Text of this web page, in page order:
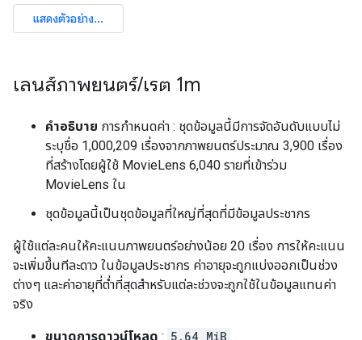
เลนส์ภาพยนตร์/เรต 1m
คำอธิบาย การกำหนดค่า : ชุดข้อมูลนี้มีการจัดอันดับแบบไม่
ระบุชื่อ 1,000,209 เรื่องจากภาพยนตร์ประมาณ 3,900 เรื่อง
ที่สร้างโดยผู้ใช้ MovieLens 6,040 รายที่เข้าร่วม
MovieLens ใน
ชุดข้อมูลนี้เป็นชุดข้อมูลที่ใหญ่ที่สุดที่มีข้อมูลประชากร
ผู้ใช้แต่ละคนให้คะแนนภาพยนตร์อย่างน้อย 20 เรื่อง การให้คะแนน
จะเพิ่มขึ้นทีละดาว ในข้อมูลประชากร ค่าอายุจะถูกแบ่งออกเป็นช่วง
ต่างๆ และค่าอายุที่ต่ำที่สุดสำหรับแต่ละช่วงจะถูกใช้ในข้อมูลแทนค่า
จริง
ขนาดการดาวน์โหลด : 5.64 MiB